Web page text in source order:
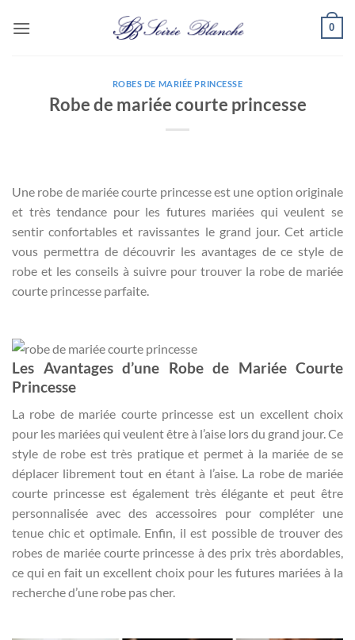
0
ROBES DE MARIÉE PRINCESSE
Robe de mariée courte princesse
Une robe de mariée courte princesse est une option originale
et très tendance pour les futures mariées qui veulent se
sentir confortables et ravissantes le grand jour. Cet article
vous permettra de découvrir les avantages de ce style de
robe et les conseils à suivre pour trouver la robe de mariée
courte princesse parfaite.
Les Avantages d’une Robe de Mariée Courte
Princesse
La robe de mariée courte princesse est un excellent choix
pour les mariées qui veulent être à l’aise lors du grand jour. Ce
style de robe est très pratique et permet à la mariée de se
déplacer librement tout en étant à l’aise. La robe de mariée
courte princesse est également très élégante et peut être
personnalisée avec des accessoires pour compléter une
tenue chic et optimale. Enfin, il est possible de trouver des
robes de mariée courte princesse à des prix très abordables,
ce qui en fait un excellent choix pour les futures mariées à la
recherche d’une robe pas cher.